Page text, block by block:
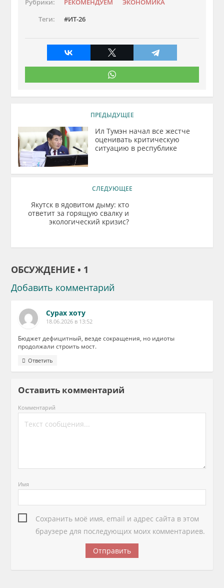
Рубрики: РЕКОМЕНДУЕМ
ЭКОНОМИКА
Теги:
ИТ-26
ПРЕДЫДУЩЕЕ
Ил Тумэн начал все жестче
оценивать критическую
ситуацию в республике
СЛЕДУЮЩЕЕ
Якутск в ядовитом дыму: кто
ответит за горящую свалку и
экологический кризис?
ОБСУЖДЕНИЕ • 1
Добавить комментарий
Сурах хоту
18.06.2026 в 13:52
Бюджет дефицитный, везде сокращения, но идиоты
продолжали строить мост.
Ответить
Оставить комментарий
Комментарий
Имя
Сохранить моё имя, email и адрес сайта в этом
браузере для последующих моих комментариев.